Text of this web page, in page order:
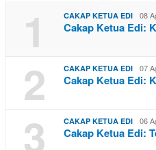
1 CAKAP KETUA EDI 08
Cakap Ketua Edi:
2 CAKAP KETUA EDI 07
Cakap Ketua Edi:
3 CAKAP KETUA EDI 06
Cakap Ketua Edi: